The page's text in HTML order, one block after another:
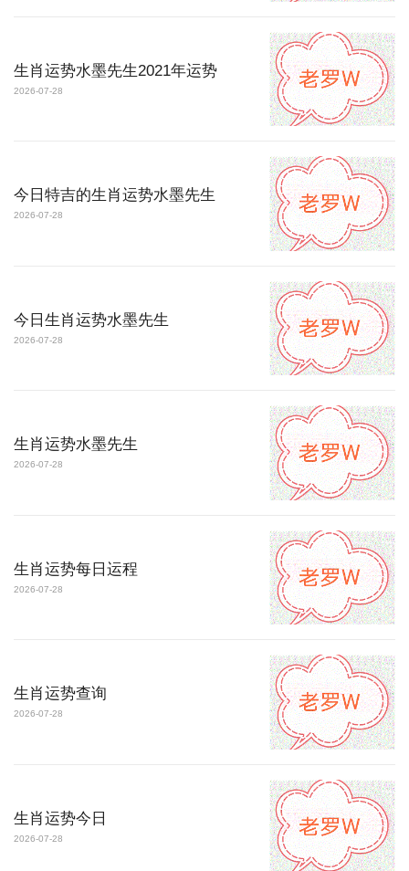
生肖运势水墨先生2021年运势
2026-07-28
今日特吉的生肖运势水墨先生
2026-07-28
今日生肖运势水墨先生
2026-07-28
生肖运势水墨先生
2026-07-28
生肖运势每日运程
2026-07-28
生肖运势查询
2026-07-28
生肖运势今日
2026-07-28